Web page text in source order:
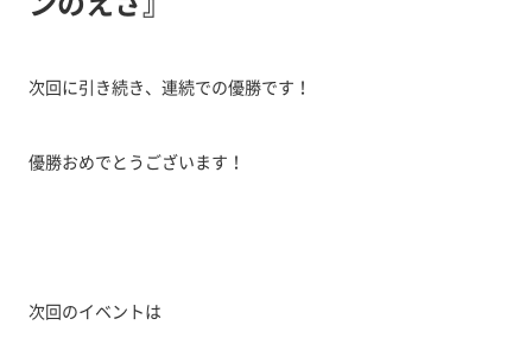
次回に引き続き、連続での優勝です！
優勝おめでとうございます！
次回のイベントは